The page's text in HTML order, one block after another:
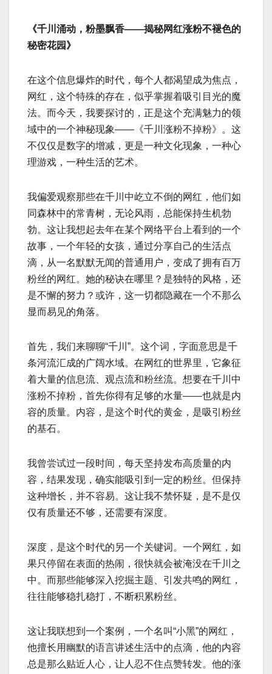
《千川涌动，粉墨飘香——揭秘网红涨粉不褪色的
秘密花园》
在这个信息爆炸的时代，每个人都渴望成为焦点，
网红，这个特殊的存在，似乎掌握着吸引目光的魔
法。而今天，我要探讨的，正是这个充满魅力的领
域中的一个神秘现象——《千川涨粉不掉粉》。这
不仅仅是数字的增减，更是一种文化现象，一种心
理游戏，一种生活的艺术。
我偏爱观察那些在千川中屹立不倒的网红，他们如
同森林中的常青树，无论风雨，总能保持生机勃
勃。这让我想起去年在某个网络平台上看到的一个
故事，一个年轻的女孩，通过分享自己的生活点
滴，从一名默默无闻的普通用户，变成了拥有百万
粉丝的网红。她的秘诀在哪里？是独特的风格，还
是不懈的努力？或许，这一切都隐藏在一个不那么
显而易见的角落。
首先，我们来聊聊“千川”。这个词，字面意思是千
条河流汇成的广阔水域。在网红的世界里，它象征
着大量的信息流、观点流和粉丝流。想要在千川中
涨粉不掉粉，首先你得有足够的水量——也就是内
容的质量。内容，是这个时代的黄金，是吸引粉丝
的基石。
我曾尝试过一段时间，每天坚持发布高质量的内
容，结果发现，确实能吸引到一定的粉丝。但保持
这种增长，并不容易。这让我不禁怀疑，是不是仅
仅有质量还不够，还需要有深度。
深度，是这个时代的另一个关键词。一个网红，如
果只停留在表面的热闹，很快就会被淹没在千川之
中。而那些能够深入挖掘主题、引发共鸣的网红，
往往能够稳扎稳打，不断积累粉丝。
这让我联想到一个案例，一个名叫“小黑”的网红，
他擅长用幽默的语言讲述生活中的点滴，他的内容
总是那么贴近人心，让人忍不住点赞转发。他的涨